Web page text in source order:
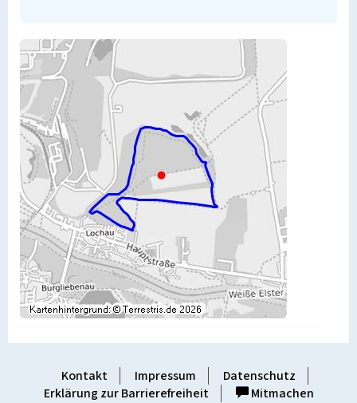
Kontakt Impressum
Datenschutz
Erklärung zur Barrierefreiheit
Mitmachen